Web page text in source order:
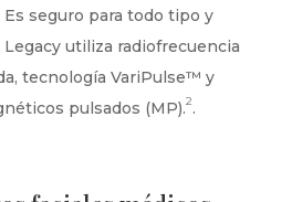
seguro para todo tipo y
utiliza radiofrecuencia
tecnología VariPulse™ y
pulsados (MP).2.